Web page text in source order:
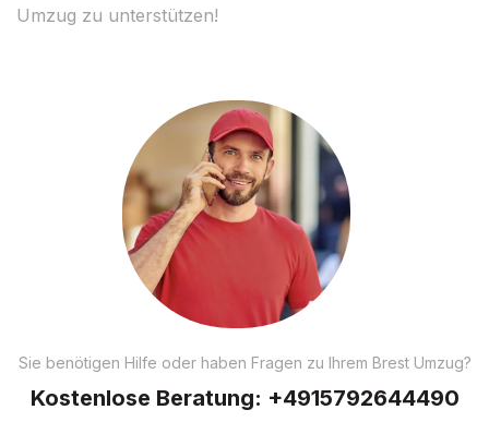
Umzug zu unterstützen!
Sie benötigen Hilfe oder haben Fragen zu Ihrem Brest Umzug?
Kostenlose Beratung: +4915792644490